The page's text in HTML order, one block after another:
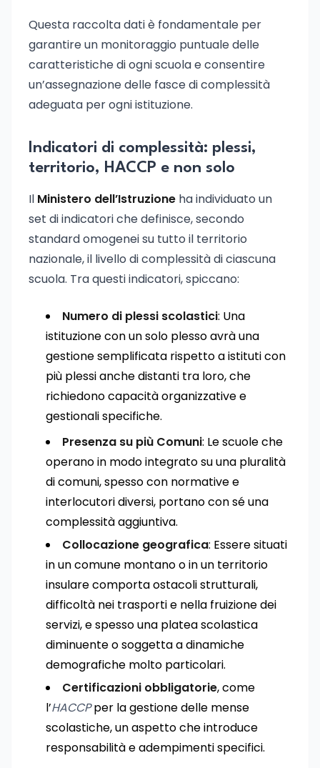
Questa raccolta dati è fondamentale per
garantire un monitoraggio puntuale delle
caratteristiche di ogni scuola e consentire
un’assegnazione delle fasce di complessità
adeguata per ogni istituzione.
Indicatori di complessità: plessi,
territorio, HACCP e non solo
Il Ministero dell’Istruzione ha individuato un
set di indicatori che definisce, secondo
standard omogenei su tutto il territorio
nazionale, il livello di complessità di ciascuna
scuola. Tra questi indicatori, spiccano:
Numero di plessi scolastici: Una
istituzione con un solo plesso avrà una
gestione semplificata rispetto a istituti con
più plessi anche distanti tra loro, che
richiedono capacità organizzative e
gestionali specifiche.
Presenza su più Comuni: Le scuole che
operano in modo integrato su una pluralità
di comuni, spesso con normative e
interlocutori diversi, portano con sé una
complessità aggiuntiva.
Collocazione geografica: Essere situati
in un comune montano o in un territorio
insulare comporta ostacoli strutturali,
difficoltà nei trasporti e nella fruizione dei
servizi, e spesso una platea scolastica
diminuente o soggetta a dinamiche
demografiche molto particolari.
Certificazioni obbligatorie, come
l’HACCPper la gestione delle mense
scolastiche, un aspetto che introduce
responsabilità e adempimenti specifici.